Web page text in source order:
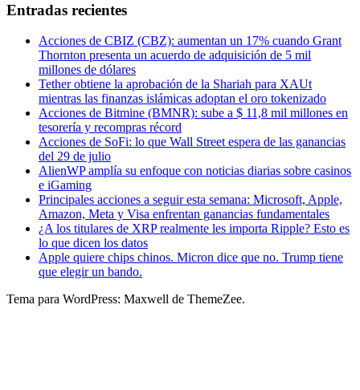
Entradas recientes
Acciones de CBIZ (CBZ): aumentan un 17% cuando Grant
Thornton presenta un acuerdo de adquisición de 5 mil
millones de dólares
Tether obtiene la aprobación de la Shariah para XAUt
mientras las finanzas islámicas adoptan el oro tokenizado
Acciones de Bitmine (BMNR): sube a $ 11,8 mil millones en
tesorería y recompras récord
Acciones de SoFi: lo que Wall Street espera de las ganancias
del 29 de julio
AlienWP amplía su enfoque con noticias diarias sobre casinos
e iGaming
Principales acciones a seguir esta semana: Microsoft, Apple,
Amazon, Meta y Visa enfrentan ganancias fundamentales
¿A los titulares de XRP realmente les importa Ripple? Esto es
lo que dicen los datos
Apple quiere chips chinos. Micron dice que no. Trump tiene
que elegir un bando.
Tema para WordPress: Maxwell de ThemeZee.